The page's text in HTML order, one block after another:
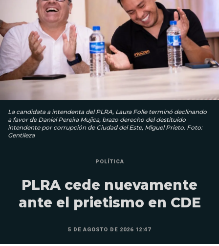
La candidata a intendenta del PLRA, Laura Folle terminó declinando
a favor de Daniel Pereira Mujica, brazo derecho del destituido
intendente por corrupción de Ciudad del Este, Miguel Prieto. Foto:
Gentileza
POLÍTICA
PLRA cede nuevamente
ante el prietismo en CDE
5 DE AGOSTO DE 2026 12:47